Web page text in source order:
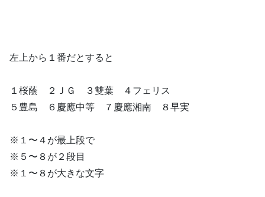
左上から１番だとすると
１桜蔭 ２ＪＧ ３雙葉 ４フェリス
５豊島 ６慶應中等 ７慶應湘南 ８早実
※１〜４が最上段で
※５〜８が２段目
※１〜８が大きな文字